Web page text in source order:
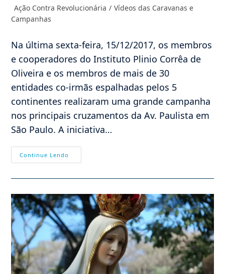
post:
Categoria
do
post:
Ação Contra Revolucionária / Vídeos das Caravanas e
Campanhas
Na última sexta-feira, 15/12/2017, os membros
e cooperadores do Instituto Plinio Corrêa de
Oliveira e os membros de mais de 30
entidades co-irmãs espalhadas pelos 5
continentes realizaram uma grande campanha
nos principais cruzamentos da Av. Paulista em
São Paulo. A iniciativa…
Continue Lendo
Não!
–
Campanha
Na
Av.
Paulista